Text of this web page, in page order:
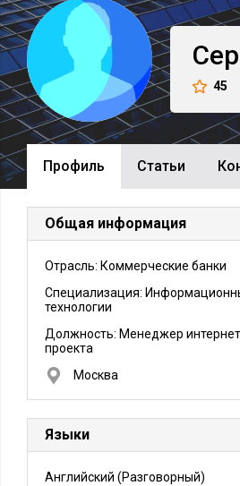
45
Профиль Cтатьи
Общая информация
Отрасль: Коммерческие банки
Специализация:
технологии
Должность: Менеджер
проекта
Москва
Языки
Английский (Разговорный)